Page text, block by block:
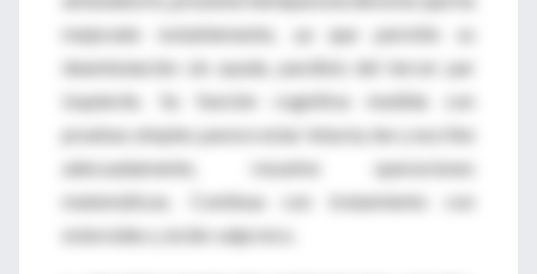
mejorado notablemente, ya que permite su
deambulaciòn sin ayuda, parálisis del tercer par
izquierdo. Su función cognitiva medida con
pruebas simples parece estar intacta, lee y escribe
adecuadamente, resuelve operaciones
matemáticas. Continua con tratamiento con
esteroides y ácido valproico.